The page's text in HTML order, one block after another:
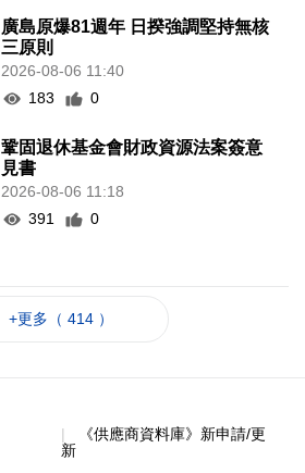
廣島原爆81週年 日揆強調堅持無核
三原則
2026-08-06 11:40
183
0
鞏固退休基金會財政資源法案簽意
見書
2026-08-06 11:18
391
0
+更多（ 414 ）
《供應商資料庫》新申請/更
新